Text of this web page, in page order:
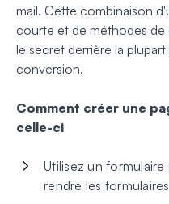
mail. Cette combinaison
courte et de méthodes de
le secret derrière la
conversion.
Comment créer une
celle-ci
Utilisez un formulaire
rendre les